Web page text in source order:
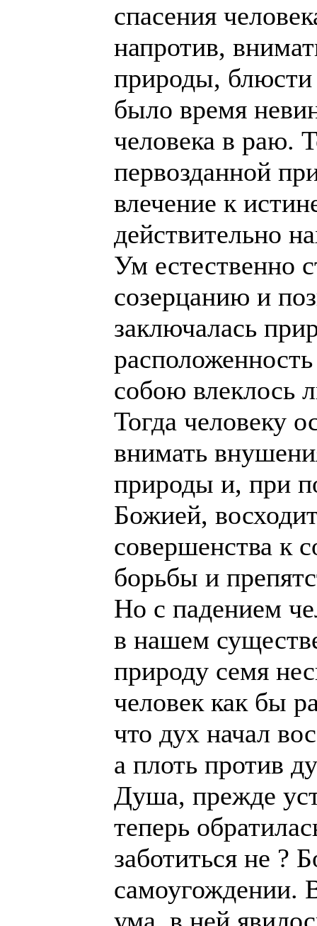
спасения
напротив,
природы,
было время
человека в раю.
первозданной
влечение к
действительно
Ум естественно
созерцанию и
заключалась
собою влеклось
Тогда человеку
внимать
природы и, при
Божией,
совершенства к
борьбы и
Но с падением
в нашем
природу семя
человек как бы
что дух начал
a плоть против
Душа, прежде
теперь
заботиться не ?
самоугождении.